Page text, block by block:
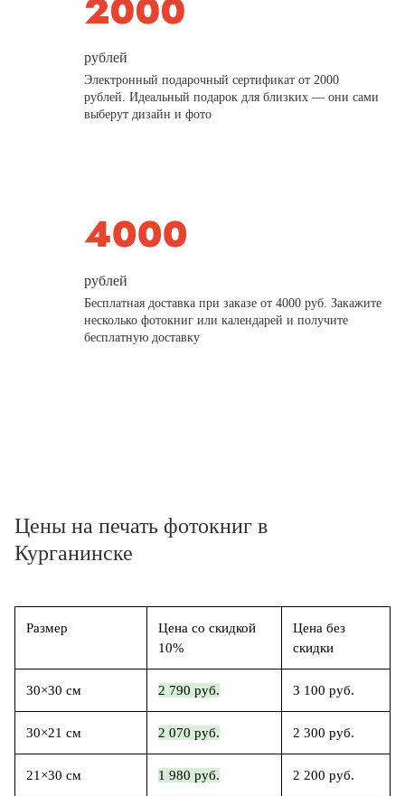
рублей
Электронный подарочный сертификат от 2000
рублей. Идеальный подарок для близких — они сами
выберут дизайн и фото
рублей
Бесплатная доставка при заказе от 4000 руб. Закажите
несколько фотокниг или календарей и получите
бесплатную доставку
Цены на печать фотокниг в
Курганинске
Размер
Цена со скидкой
10%
Цена без
скидки
30×30 см 2 790 руб. 3 100 руб.
30×21 см 2 070 руб. 2 300 руб.
21×30 см 1 980 руб. 2 200 руб.